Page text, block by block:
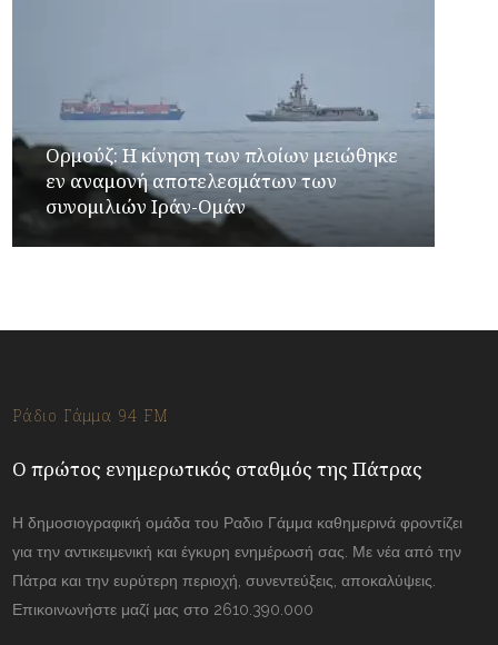
Ορμούζ: Η κίνηση των πλοίων μειώθηκε
εν αναμονή αποτελεσμάτων των
συνομιλιών Ιράν-Ομάν
Ράδιο Γάμμα 94 FM
Ο πρώτος ενημερωτικός σταθμός της Πάτρας
Η δημοσιογραφική ομάδα του Ραδιο Γάμμα καθημερινά φροντίζει
για την αντικειμενική και έγκυρη ενημέρωσή σας. Με νέα από την
Πάτρα και την ευρύτερη περιοχή, συνεντεύξεις, αποκαλύψεις.
Επικοινωνήστε μαζί μας στο 2610.390.000